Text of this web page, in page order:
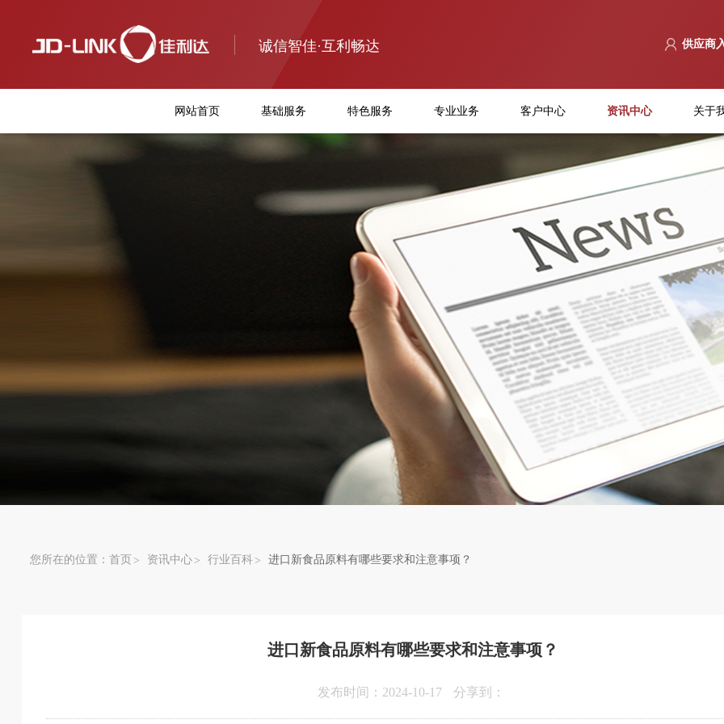
诚信智佳·互利畅达 供应商
网站首页 基础服务 特色服务 专业业务 客户中心 资讯中心 关于
您所在的位置： 首页 资讯中心 行业百科 进口新食品原料有哪些要求和注意事项？
进口新食品原料有哪些要求和注意事项？
发布时间：2024-10-17 分享到：